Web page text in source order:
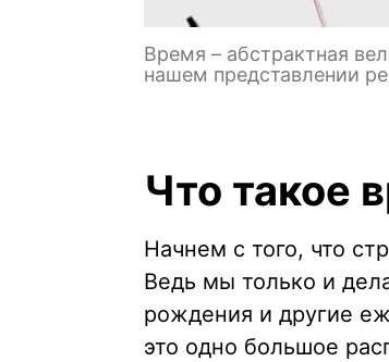
Время – абстрактная
нашем представлении
Что такое
Начнем с того, что
Ведь мы только и
рождения и другие
это одно большое